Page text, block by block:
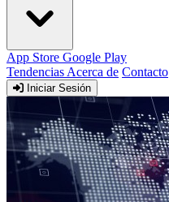
App Store Google Play
Tendencias Acerca de Contacto
Iniciar Sesión